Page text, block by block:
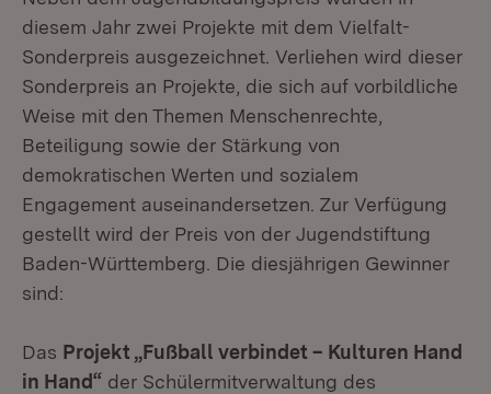
diesem Jahr zwei Projekte mit dem Vielfalt-
Sonderpreis ausgezeichnet. Verliehen wird dieser
Sonderpreis an Projekte, die sich auf vorbildliche
Weise mit den Themen Menschenrechte,
Beteiligung sowie der Stärkung von
demokratischen Werten und sozialem
Engagement auseinandersetzen. Zur Verfügung
gestellt wird der Preis von der Jugendstiftung
Baden-Württemberg. Die diesjährigen Gewinner
sind:
Das Projekt „Fußball verbindet – Kulturen Hand
in Hand“ der Schülermitverwaltung des